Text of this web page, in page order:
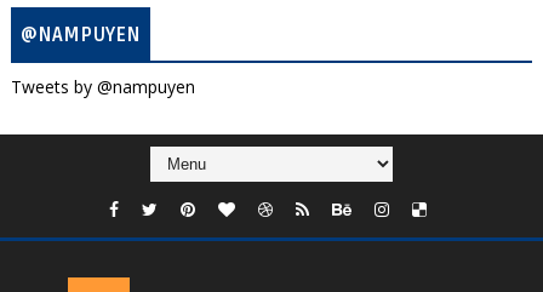
@NAMPUYEN
Tweets by @nampuyen